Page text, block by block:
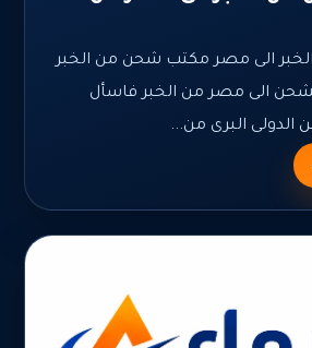
الى مصر مكتب شحن من الخبر
الى مصر من الخبر فاسأل
البرى من...